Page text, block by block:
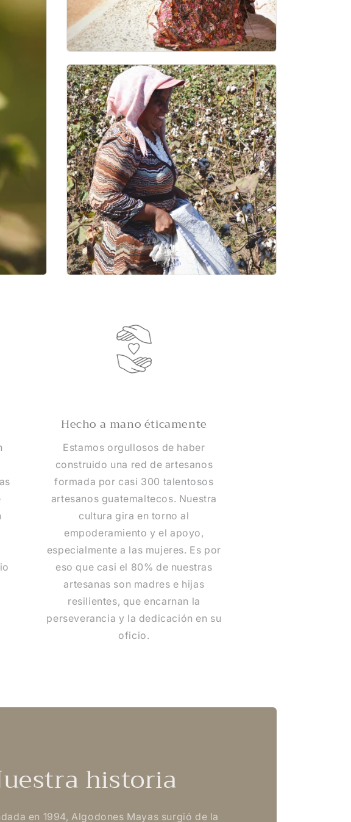
Hecho a mano éticamente
Estamos orgullosos de haber
construido una red de artesanos
formada por casi 300 talentosos
artesanos guatemaltecos. Nuestra
cultura gira en torno al
empoderamiento y el apoyo,
especialmente a las mujeres. Es por
eso que casi el 80% de nuestras
artesanas son madres e hijas
resilientes, que encarnan la
perseverancia y la dedicación en su
oficio.
historia
en 1994, Algodones Mayas surgió de la